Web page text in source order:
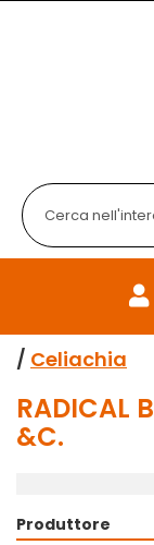
Cerca
Prodotto
/ Celiachia
RADICAL
&C.
Produttore